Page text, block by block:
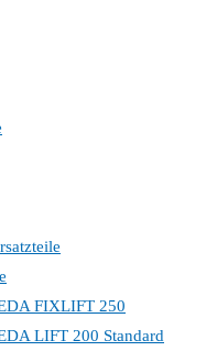
FIXLIFT 250
LIFT 200 Standard